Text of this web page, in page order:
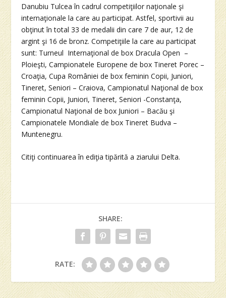
Danubiu Tulcea în cadrul competiţiilor naţionale şi
internaţionale la care au participat. Astfel, sportivii au
obţinut în total 33 de medalii din care 7 de aur, 12 de
argint şi 16 de bronz. Competiţiile la care au participat
sunt: Turneul Internaţional de box Dracula Open –
Ploieşti, Campionatele Europene de box Tineret Porec –
Croaţia, Cupa României de box feminin Copii, Juniori,
Tineret, Seniori – Craiova, Campionatul Naţional de box
feminin Copii, Juniori, Tineret, Seniori -Constanţa,
Campionatul Naţional de box Juniori – Bacău şi
Campionatele Mondiale de box Tineret Budva –
Muntenegru.
Citiţi continuarea în ediţia tipărită a ziarului Delta.
SHARE:
RATE: